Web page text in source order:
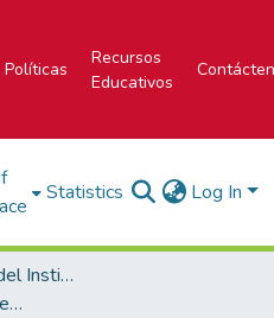
Políticas
Recursos
Educativos
Statistics Log In
Portal de Revistas del Instituto Tecnológico de Costa Rica
Revista Forestal Mesoamericana Kurú